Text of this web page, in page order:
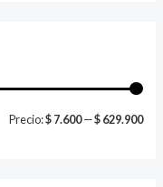
Precio:$ 7.600—$ 629.900